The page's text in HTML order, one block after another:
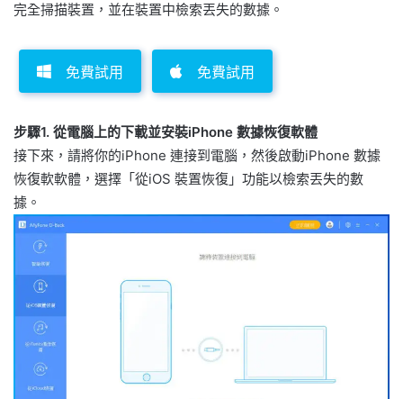
完全掃描裝置，並在裝置中檢索丟失的數據。
免費試用 免費試用
步驟1. 從電腦上的下載並安裝iPhone 數據恢復軟體
接下來，請將你的iPhone 連接到電腦，然後啟動iPhone 數據
恢復軟軟體，選擇「從iOS 裝置恢復」功能以檢索丟失的數
據。